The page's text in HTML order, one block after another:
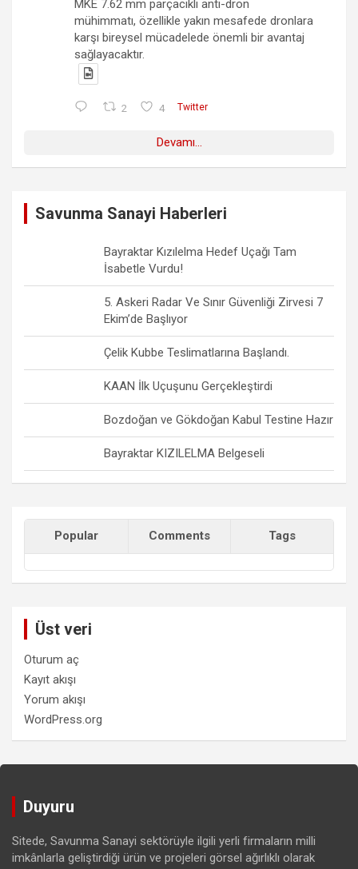
MKE 7.62 mm parçacıklı anti-dron
mühimmatı, özellikle yakın mesafede dronlara
karşı bireysel mücadelede önemli bir avantaj
sağlayacaktır.
2 4 Twitter
Devamı...
Savunma Sanayi Haberleri
Bayraktar Kızılelma Hedef Uçağı Tam
İsabetle Vurdu!
5. Askeri Radar Ve Sınır Güvenliği Zirvesi 7
Ekim’de Başlıyor
Çelik Kubbe Teslimatlarına Başlandı.
KAAN İlk Uçuşunu Gerçekleştirdi
Bozdoğan ve Gökdoğan Kabul Testine Hazır
Bayraktar KIZILELMA Belgeseli
Popular Comments Tags
Üst veri
Oturum aç
Kayıt akışı
Yorum akışı
WordPress.org
Duyuru
Sitede, Savunma Sanayi sektörüyle ilgili yerli firmaların milli
imkânlarla geliştirdiği ürün ve projeleri görsel ağırlıklı olarak